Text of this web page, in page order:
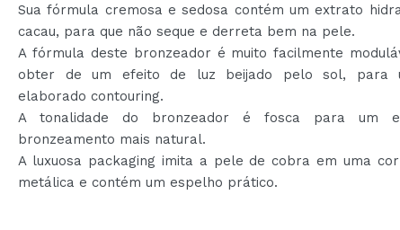
Sua fórmula cremosa e sedosa contém um extrato
cacau, para que não seque e derreta bem na pele.
A fórmula deste bronzeador é muito facilmente
obter de um efeito de luz beijado pelo sol, para
elaborado contouring.
A tonalidade do bronzeador é fosca para um
bronzeamento mais natural.
A luxuosa packaging imita a pele de cobra em uma
metálica e contém um espelho prático.